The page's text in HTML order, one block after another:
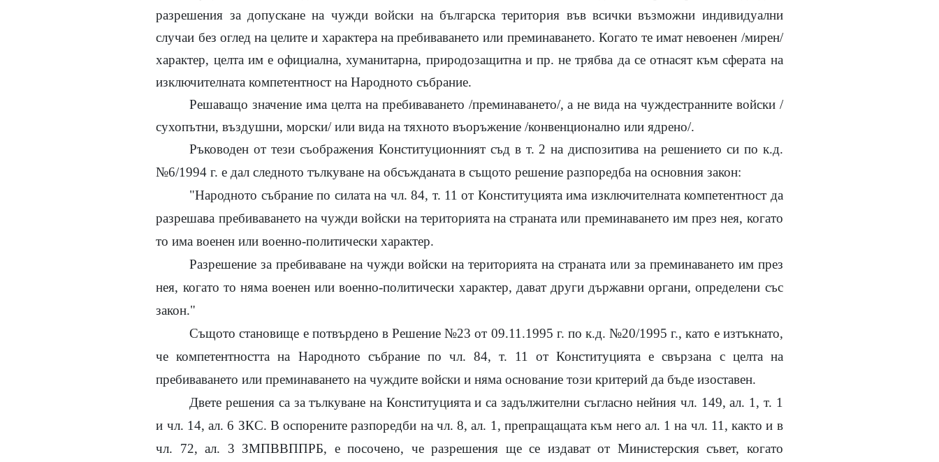
разрешения за допускане на чужди войски на българска територия във всички възможни индивидуални
случаи без оглед на целите и характера на пребиваването или преминаването. Когато те имат невоенен /мирен/
характер, целта им е официална, хуманитарна, природозащитна и пр. не трябва да се отнасят към сферата на
изключителната компетентност на Народното събрание.
Решаващо значение има целта на пребиваването /преминаването/, а не вида на чуждестранните войски /
сухопътни, въздушни, морски/ или вида на тяхното въоръжение /конвенционално или ядрено/.
Ръководен от тези съображения Конституционният съд в т. 2 на диспозитива на решението си по к.д.
№6/1994 г. е дал следното тълкуване на обсъжданата в същото решение разпоредба на основния закон:
"Народното събрание по силата на чл. 84, т. 11 от Конституцията има изключителната компетентност да
разрешава пребиваването на чужди войски на територията на страната или преминаването им през нея, когато
то има военен или военно-политически характер.
Разрешение за пребиваване на чужди войски на територията на страната или за преминаването им през
нея, когато то няма военен или военно-политически характер, дават други държавни органи, определени със
закон."
Същото становище е потвърдено в Решение №23 от 09.11.1995 г. по к.д. №20/1995 г., като е изтъкнато,
че компетентността на Народното събрание по чл. 84, т. 11 от Конституцията е свързана с целта на
пребиваването или преминаването на чуждите войски и няма основание този критерий да бъде изоставен.
Двете решения са за тълкуване на Конституцията и са задължителни съгласно нейния чл. 149, ал. 1, т. 1
и чл. 14, ал. 6 ЗКС. В оспорените разпоредби на чл. 8, ал. 1, препращащата към него ал. 1 на чл. 11, както и в
чл. 72, ал. 3 ЗМПВВППРБ, е посочено, че разрешения ще се издават от Министерския съвет, когато